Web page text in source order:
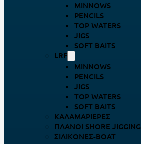
MINNOWS
PENCILS
TOP WATERS
JIGS
SOFT BAITS
LRF
MINNOWS
PENCILS
JIGS
TOP WATERS
SOFT BAITS
ΚΑΛΑΜΑΡΙΈΡΕΣ
ΠΛΆΝΟΙ SHORE JIGGING
ΣΙΛΙΚΌΝΕΣ-BOAT